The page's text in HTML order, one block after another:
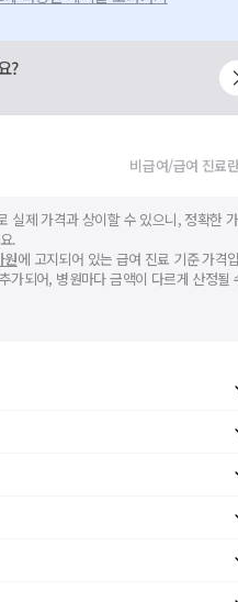
?
비급여/급여 진료
실제 가격과 상이할 수 있으니, 정확한 가
.
원에 고지되어 있는 급여 진료 기준 가격입
가되어, 병원마다 금액이 다르게 산정될